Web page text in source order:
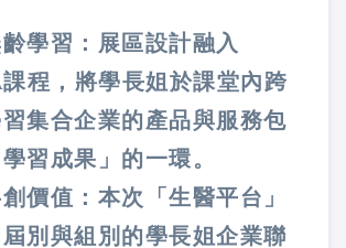
學習：展區設計融入
程，將學長姐於課堂內跨
集合企業的產品與服務包
習成果」的一環。
價值：本次「生醫平台」
別與組別的學長姐企業聯